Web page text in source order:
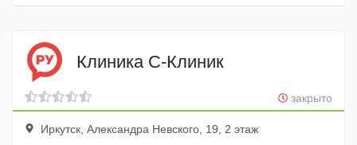
Клиника С-Клиник
закрыто
Иркутск, Александра Невского, 19, 2 этаж